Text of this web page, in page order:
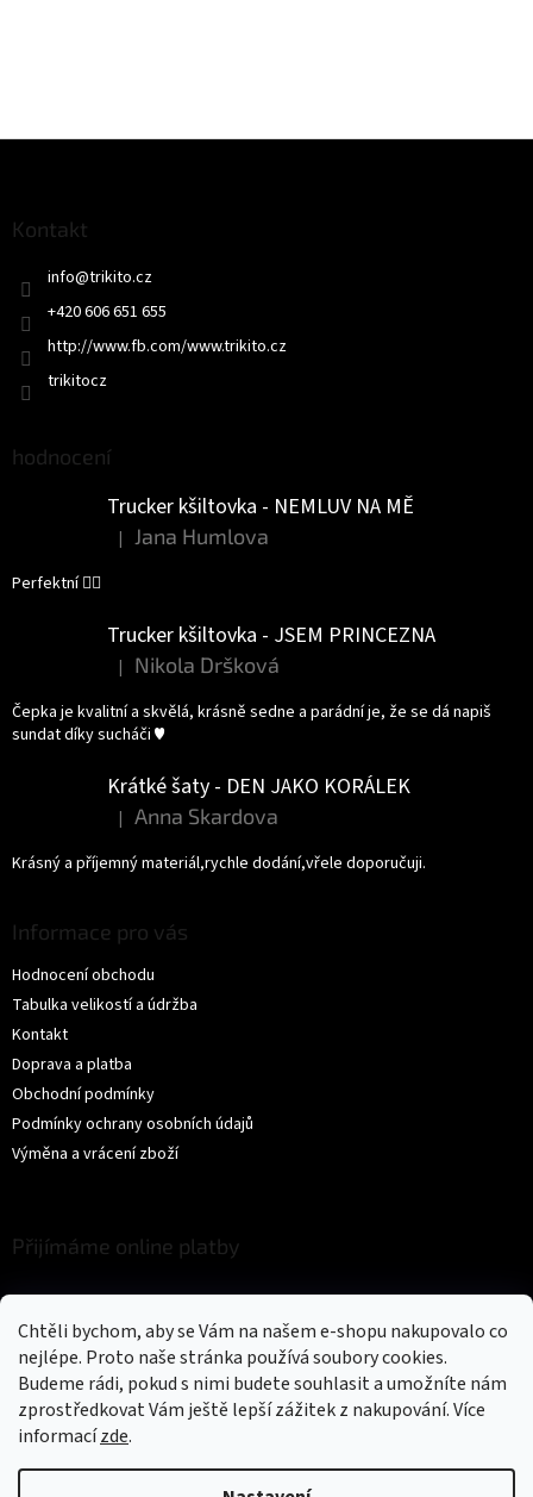
Chtěli bychom, aby se Vám na našem e-shopu nakupovalo co
nejlépe. Proto naše stránka používá soubory cookies.
Budeme rádi, pokud s nimi budete souhlasit a umožníte nám
zprostředkovat Vám ještě lepší zážitek z nakupování.Více
informacízde.
Kontakt
info@trikito.cz
+420 606 651 655
http://www.fb.com/www.trikito.cz
trikitocz
hodnocení
Trucker kšiltovka - NEMLUV NA MĚ
Hodnocení produktu je 5 z 5 hvězdiček.
| Jana Humlova
Perfektní 👌🏻
Trucker kšiltovka - JSEM PRINCEZNA
Hodnocení produktu je 5 z 5 hvězdiček.
| Nikola Dršková
Čepka je kvalitní a skvělá, krásně sedne a parádní je, že se dá napiš
sundat díky sucháči ♥️
Krátké šaty - DEN JAKO KORÁLEK
Hodnocení produktu je 5 z 5 hvězdiček.
| Anna Skardova
Krásný a příjemný materiál,rychle dodání,vřele doporučuji.
Informace pro vás
Hodnocení obchodu
Tabulka velikostí a údržba
Kontakt
Doprava a platba
Obchodní podmínky
Podmínky ochrany osobních údajů
Výměna a vrácení zboží
Přijímáme online platby
Vytvořil Shoptet
. Všechna práva vyhrazena.